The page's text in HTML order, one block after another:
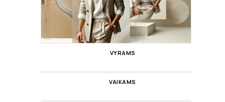
VYRAMS
VAIKAMS